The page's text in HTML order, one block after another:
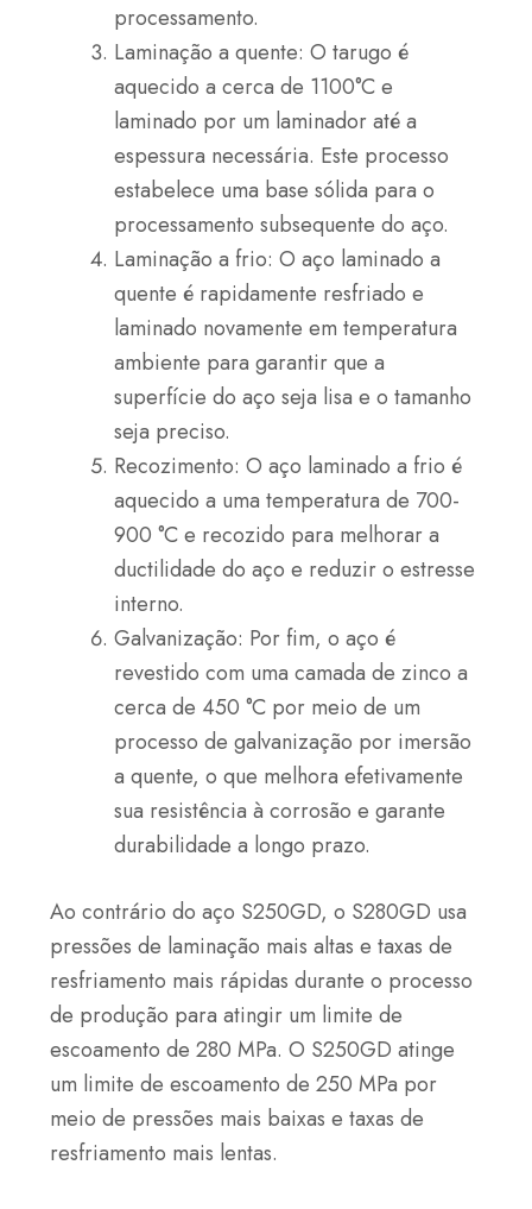
processamento.
Laminação a quente: O tarugo é
aquecido a cerca de 1100°C e
laminado por um laminador até a
espessura necessária. Este processo
estabelece uma base sólida para o
processamento subsequente do aço.
Laminação a frio: O aço laminado a
quente é rapidamente resfriado e
laminado novamente em temperatura
ambiente para garantir que a
superfície do aço seja lisa e o tamanho
seja preciso.
Recozimento: O aço laminado a frio é
aquecido a uma temperatura de 700-
900 °C e recozido para melhorar a
ductilidade do aço e reduzir o estresse
interno.
Galvanização: Por fim, o aço é
revestido com uma camada de zinco a
cerca de 450 °C por meio de um
processo de galvanização por imersão
a quente, o que melhora efetivamente
sua resistência à corrosão e garante
durabilidade a longo prazo.
Ao contrário do aço S250GD, o S280GD usa
pressões de laminação mais altas e taxas de
resfriamento mais rápidas durante o processo
de produção para atingir um limite de
escoamento de 280 MPa. O S250GD atinge
um limite de escoamento de 250 MPa por
meio de pressões mais baixas e taxas de
resfriamento mais lentas.